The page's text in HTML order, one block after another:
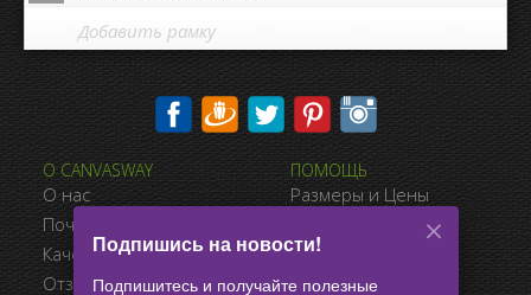
Печать на сторонах канвы:
Нет
Расстояние между фото:
Расстояние до краёв:
Добавить рамку
О CANVASWAY
О нас
Почему CanvasWay.com
Качество Продукта
Отзывы Клиентов
ПОМОЩЬ
Размеры и Цены
Доставка
Условия Продажи
Подпишись на новости!
Подпишитесь и получайте полезные